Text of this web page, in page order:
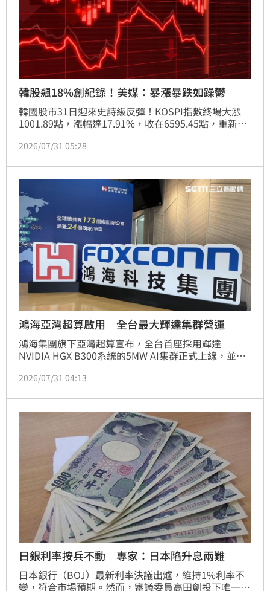
韓股飆18%創紀錄！美媒：暴漲暴跌如躁鬱
韓國股市31日迎來史詩級反彈！KOSPI指數終場大漲
1001.89點，漲幅達17.91%，收在6595.45點，重新站
日瘋狂回補，買超韓股達7.22兆韓元，半導體族群成為
《CNBC》引述分析師說法形容，韓股近期走勢猶如
「躁鬱症」（bipolar disorder），市場情緒在短時間
內劇烈轉變。
2026/07/31 05:28
鴻海亞灣超算啟用 全台最大輝達集群營運
鴻海集團旗下亞灣超算宣布，全台首座採用輝達
NVIDIA HGX B300系統的5MW AI集群正式上線，並已
此集群透過水冷與2N高可用架構，並取得NVIDIA
生產級AI訓練驗證的合作夥伴。亞灣超算提供從模型訓
練到AI Agent部署的一站式平台，協助企業降低大規模
AI導入風險。展望未來，亞灣超算將持續擴展採用
Blackwell與Vera Rubin架構的AI基礎設施，整合鴻海
集團垂直供應鏈優勢，打造端到端的Tokenized AI
Factory全面解決方案，搶攻全球生成式AI運算商機。
2026/07/31 04:13
日銀利率按兵不動 專家：日本陷升息兩難
日本銀行（BOJ）最新利率決議出爐，維持1%利率不
變，符合市場預期。然而，審議委員高田創投下唯一反